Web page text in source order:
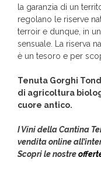
la garanzia di un
regolano le riserve
terroir e dunque, in
sensuale. La riserva
è un tesoro e per
Tenuta Gorghi
di agricoltura
cuore antico.
I Vini della Cantina
vendita online
Scopri le nostre